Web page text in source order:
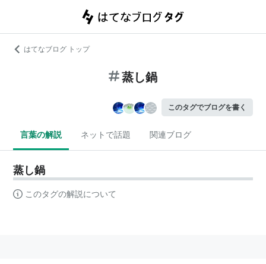
はてなブログ トップ
蒸し鍋
このタグでブログを書く
言葉の解説 ネットで話題 関連ブログ
蒸し鍋
このタグの解説について